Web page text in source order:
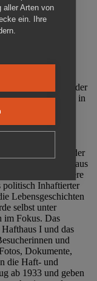
ist ein Ort
und
im Oktober
e. V. (MRZ), der
(1860-2002) in
Zuchthaus
steht die
während der
SED-Diktatur.
in der
Unrechts aus
Eine besondere
politisch Inhaftierter
Lebensgeschichten
selbst unter
im Fokus. Das
I und das
und
Dokumente,
die Haft- und
ab 1933 und geben
aller Arten von
ein. Ihre